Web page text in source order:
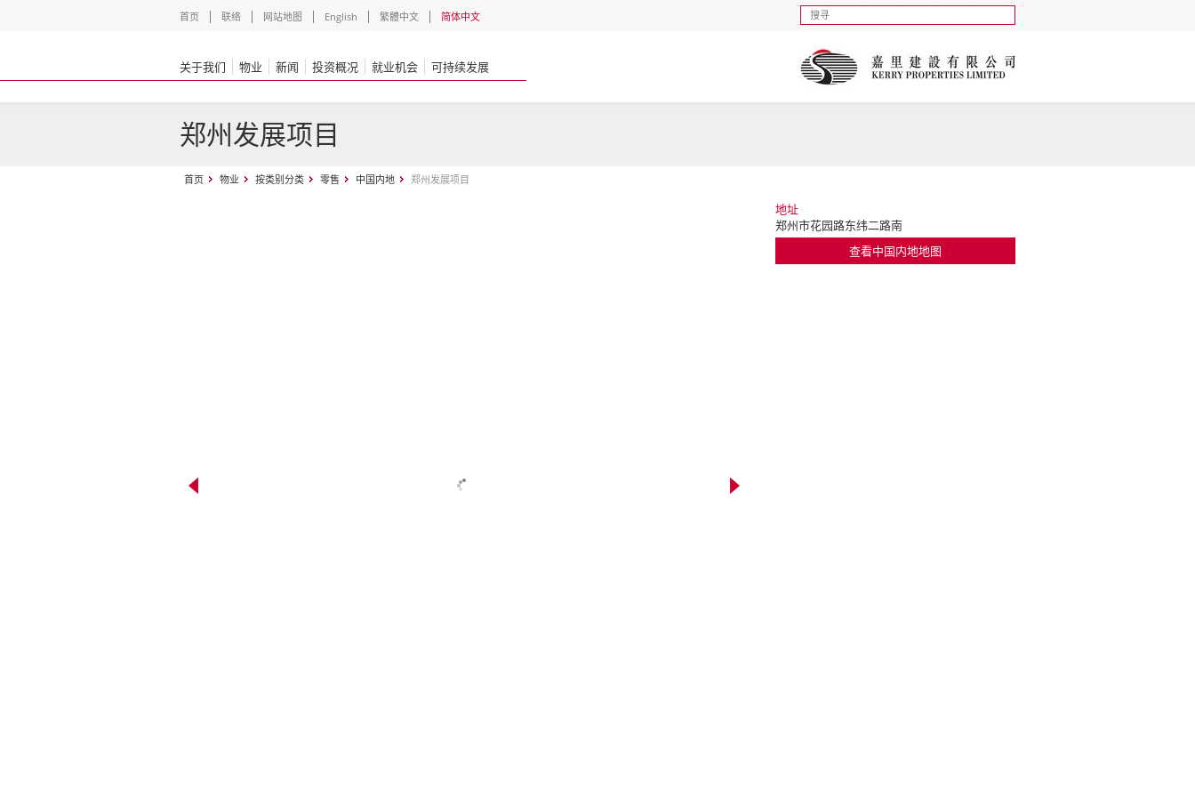
首页 联络 网站地图 English 繁體中文 简体中文
关于我们 物业 新闻 投资概况 就业机会 可持续发展
郑州发展项目
首页 物业 按类别分类 零售 中国内地 郑州发展项目
地址
郑州市花园路东纬二路南
查看中国内地地图